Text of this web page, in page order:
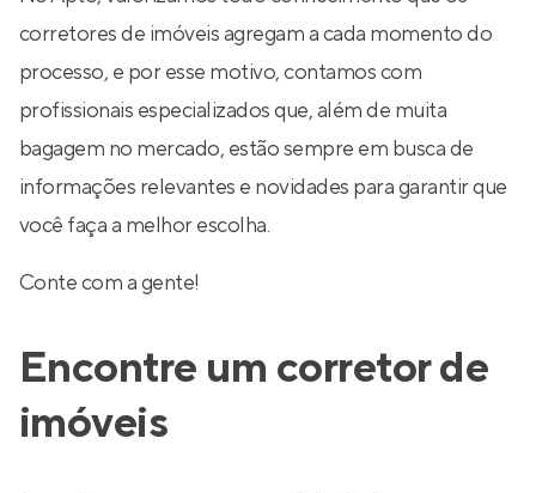
corretores de imóveis agregam a cada momento do
processo, e por esse motivo, contamos com
profissionais especializados que, além de muita
bagagem no mercado, estão sempre em busca de
informações relevantes e novidades para garantir que
você faça a melhor escolha.
Conte com a gente!
Encontre um corretor de
imóveis